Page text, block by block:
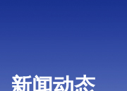
新闻动态